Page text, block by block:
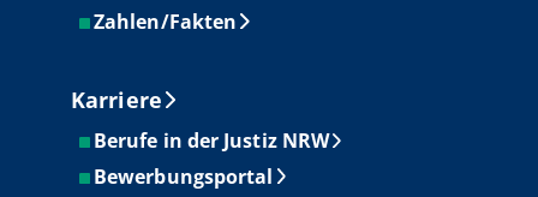
Zahlen/Fakten
Karriere
Berufe in der Justiz NRW
Bewerbungsportal